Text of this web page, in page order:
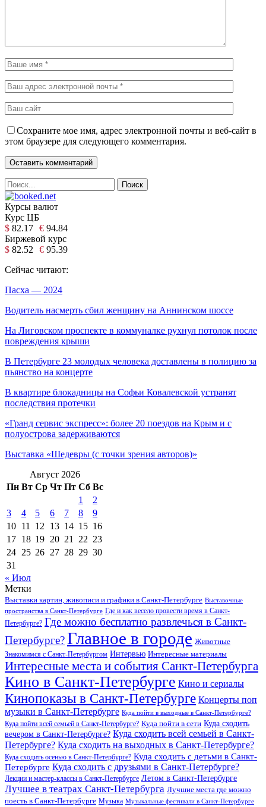
Сохраните мое имя, адрес электронной почты и веб-сайт в
этом браузере для следующего комментария.
Курсы валют
Курс ЦБ
$ 82.17 € 94.84
Биржевой курс
$ 82.52 € 95.39
Сейчас читают:
Пасха — 2024
Водитель насмерть сбил женщину на Аннинском шоссе
На Лиговском проспекте в коммуналке рухнул потолок после
повреждения крыши
В Петербурге 23 молодых человека доставлены в полицию за
пьянство на концерте
В квартире блокадницы на Софьи Ковалевской устранят
последствия протечки
«Гранд сервис экспресс»: более 20 поездов на Крым и с
полуострова задерживаются
Выставка «Шедевры (с точки зрения авторов)»
Август 2026
Пн Вт Ср Чт Пт Сб Вс
1
2
3
4 5 6 7 8
9
10 11 12 13 14 15 16
17 18 19 20 21 22 23
24 25 26 27 28 29 30
31
« Июл
Метки
Выставки картин, живописи и графики в Санкт-Петербурге Выставочные
пространства в Санкт-Петербурге Где и как весело провести время в Санкт-
Петербурге? Где можно бесплатно развлечься в Санкт-
Петербурге?Главное в городе Животные
Знакомимся с Санкт-Петербургом Интервью Интересные материалы
Интересные места и события Санкт-Петербурга
Кино в Санкт-Петербурге Кино и сериалы
Кинопоказы в Санкт-Петербурге Концерты поп
музыки в Санкт-Петербурге Куда пойти в выходные в Санкт-Петербурге?
Куда пойти всей семьей в Санкт-Петербурге? Куда пойти в сети Куда сходить
вечером в Санкт-Петербурге? Куда сходить всей семьей в Санкт-
Петербурге? Куда сходить на выходных в Санкт-Петербурге?
Куда сходить осенью в Санкт-Петербурге? Куда сходить с детьми в Санкт-
Петербурге Куда сходить с друзьями в Санкт-Петербурге?
Лекции и мастер-классы в Санкт-Петербурге Летом в Санкт-Петербурге
Лучшее в театрах Санкт-Петербурга Лучшие места где можно
поесть в Санкт-Петербурге Музыка Музыкальные фестивали в Санкт-Петербурге